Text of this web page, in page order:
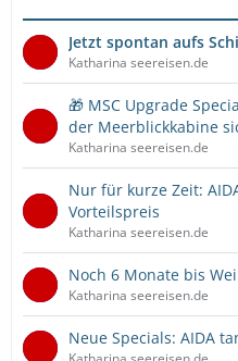
t
g
Jetzt spontan aufs
Katharina seereisen.de
🎁 MSC Upgrade
der Meerblickkabine
Katharina seereisen.de
Nur für kurze Zeit:
Vorteilspreis
Katharina seereisen.de
Noch 6 Monate bis
Katharina seereisen.de
Neue Specials: AIDA